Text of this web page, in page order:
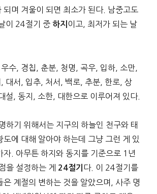
되며 겨울이 되면 최소가 된다. 남중고도
이 24절기 중 하지 이고, 최저가 되는 날
수, 경칩, 춘분, 청명, 곡우, 입하, 소만,
대서, 입추, 처서, 백로, 추분, 한로, 상
설, 동지, 소한, 대한으로 이루어져 있다.
하기 위해서는 지구의 하늘인 천구와 태
도에 대해 알아야 하는데 그냥 그런 게 있
자. 아무튼 하지와 동지를 기준으로 1년
을 설정하는 게
24절기 다. 이 24절기를
은 계절의 변하는 것을 알았으며, 사주 명